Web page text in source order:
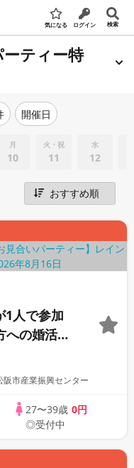
気になる ログイン 検索
ティー特
開催日
月
10
火・祝
11
水
12
1人で参加
の婚活パ
市産業振興センター
27〜39歳 0円
◎受付中